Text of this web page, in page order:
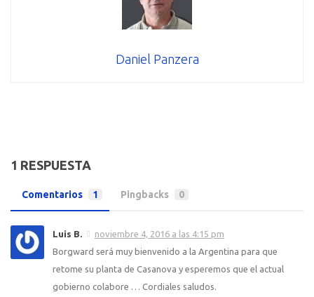
Daniel Panzera
1 RESPUESTA
Comentarios 1 Pingbacks 0
Luis B.
noviembre 4, 2016 a las 4:15 pm
Borgward será muy bienvenido a la Argentina para que
retome su planta de Casanova y esperemos que el actual
gobierno colabore … Cordiales saludos.